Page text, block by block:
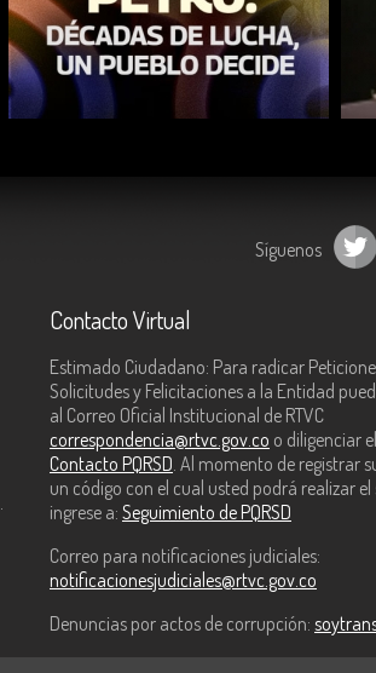
COMPARTIR
Síguenos
Contacto Virtual
Estimado Ciudadano: Para radicar
Solicitudes y Felicitaciones a la Entidad
al Correo Oficial Institucional de RTVC
correspondencia@rtvc.gov.co o diligenciar
Contacto PQRSD . Al momento de registrar
un código con el cual usted podrá realizar
ingrese a: Seguimiento de PQRSD
Correo para notificaciones judiciales:
notificacionesjudiciales@rtvc.gov.co
Denuncias por actos de corrupción: